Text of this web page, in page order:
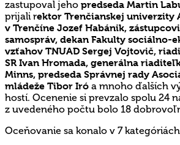
zastupoval jeho predseda Martin
prijali rektor Trenčianskej univerzity
v Trenčíne Jozef Habánik,
samospráv, dekan Fakulty sociálno-
vzťahov TNUAD Sergej Vojtovič,
SR Ivan Hromada, generálna
Minns, predseda Správnej rady
mládeže Tibor Iró a mnoho ďalších
hostí. Ocenenie si prevzalo spolu 24
z uvedeného počtu bolo 18
Oceňovanie sa konalo v 7